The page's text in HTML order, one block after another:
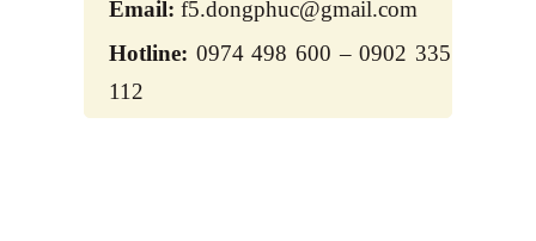
Email: f5.dongphuc@gmail.com
Hotline: 0974 498 600 – 0902 335
112